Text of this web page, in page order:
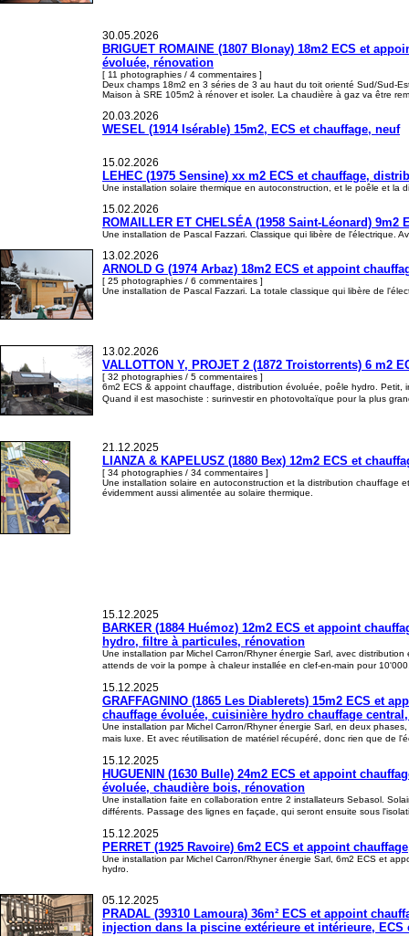
30.05.2026
BRIGUET ROMAINE (1807 Blonay) 18m2 ECS et
évoluée, rénovation
[ 11 photographies / 4 commentaires ]
Deux champs 18m2 en 3 séries de 3 au haut du toit orienté Sud/Sud-
Maison à SRE 105m2 à rénover et isoler. La chaudière à gaz va être
20.03.2026
WESEL (1914 Isérable) 15m2, ECS et chauffage, neuf
15.02.2026
LEHEC (1975 Sensine) xx m2 ECS et chauffage,
Une installation solaire thermique en autoconstruction, et le poêle et la
15.02.2026
ROMAILLER ET CHELSÉA (1958 Saint-Léonard)
Une installation de Pascal Fazzari. Classique qui libère de l'électrique.
13.02.2026
ARNOLD G (1974 Arbaz) 18m2 ECS et appoint
[ 25 photographies / 6 commentaires ]
Une installation de Pascal Fazzari. La totale classique qui libère de
13.02.2026
VALLOTTON Y, PROJET 2 (1872 Troistorrents) 6
[ 32 photographies / 5 commentaires ]
6m2 ECS & appoint chauffage, distribution évoluée, poêle hydro.
Quand il est masochiste : surinvestir en photovoltaïque pour la plus
21.12.2025
LIANZA & KAPELUSZ (1880 Bex) 12m2 ECS et
[ 34 photographies / 34 commentaires ]
Une installation solaire en autoconstruction et la distribution chauffage
évidemment aussi alimentée au solaire thermique.
15.12.2025
BARKER (1884 Huémoz) 12m2 ECS et appoint
hydro, filtre à particules, rénovation
Une installation par Michel Carron/Rhyner énergie Sarl, avec
attends de voir la pompe à chaleur installée en clef-en-main pour
15.12.2025
GRAFFAGNINO (1865 Les Diablerets) 15m2 ECS et
chauffage évoluée, cuisinière hydro chauffage
Une installation par Michel Carron/Rhyner énergie Sarl, en deux
mais luxe. Et avec réutilisation de matériel récupéré, donc rien que de
15.12.2025
HUGUENIN (1630 Bulle) 24m2 ECS et appoint
évoluée, chaudière bois, rénovation
Une installation faite en collaboration entre 2 installateurs Sebasol.
différents. Passage des lignes en façade, qui seront ensuite sous
15.12.2025
PERRET (1925 Ravoire) 6m2 ECS et appoint
Une installation par Michel Carron/Rhyner énergie Sarl, 6m2 ECS et
hydro.
05.12.2025
PRADAL (39310 Lamoura) 36m² ECS et appoint
injection dans la piscine extérieure et intérieure,